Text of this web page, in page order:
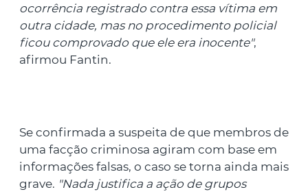
ocorrência registrado contra essa vítima em
outra cidade, mas no procedimento policial
ficou comprovado que ele era inocente",
afirmou Fantin.
Se confirmada a suspeita de que membros de
uma facção criminosa agiram com base em
informações falsas, o caso se torna ainda mais
grave. "Nada justifica a ação de grupos